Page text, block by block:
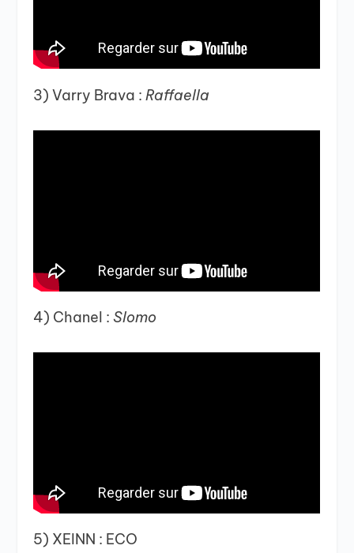
3) Varry Brava :Raffaella
4) Chanel :Slomo
5) XEINN : ECO